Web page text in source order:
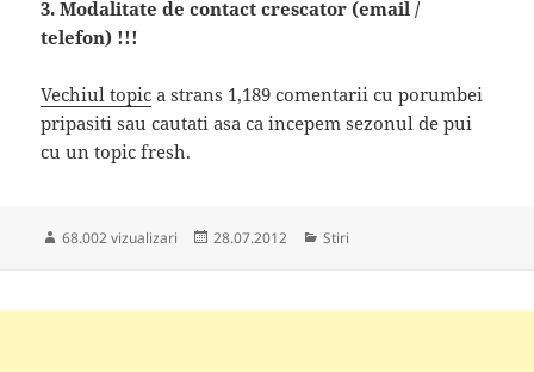
3. Modalitate de contact crescator (email /
telefon) !!!
Vechiul topic a strans 1,189 comentarii cu porumbei
pripasiti sau cautati asa ca incepem sezonul de pui
cu un topic fresh.
68.002 vizualizari
Publicat
28.07.2012 Categorii
Stiri